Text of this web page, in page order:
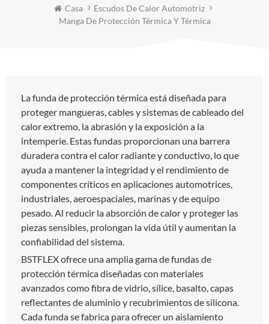
Casa
Escudos De Calor Automotriz
Manga De Protección Térmica Y Térmica
La funda de protección térmica está diseñada para
proteger mangueras, cables y sistemas de cableado del
calor extremo, la abrasión y la exposición a la
intemperie. Estas fundas proporcionan una barrera
duradera contra el calor radiante y conductivo, lo que
ayuda a mantener la integridad y el rendimiento de
componentes críticos en aplicaciones automotrices,
industriales, aeroespaciales, marinas y de equipo
pesado. Al reducir la absorción de calor y proteger las
piezas sensibles, prolongan la vida útil y aumentan la
confiabilidad del sistema.
BSTFLEX ofrece una amplia gama de fundas de
protección térmica diseñadas con materiales
avanzados como fibra de vidrio, sílice, basalto, capas
reflectantes de aluminio y recubrimientos de silicona.
Cada funda se fabrica para ofrecer un aislamiento